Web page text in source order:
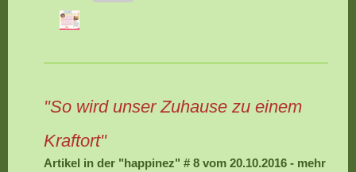
"So wird unser Zuhause zu einem
Kraftort"
Artikel in der "happinez" # 8 vom 20.10.2016 - mehr